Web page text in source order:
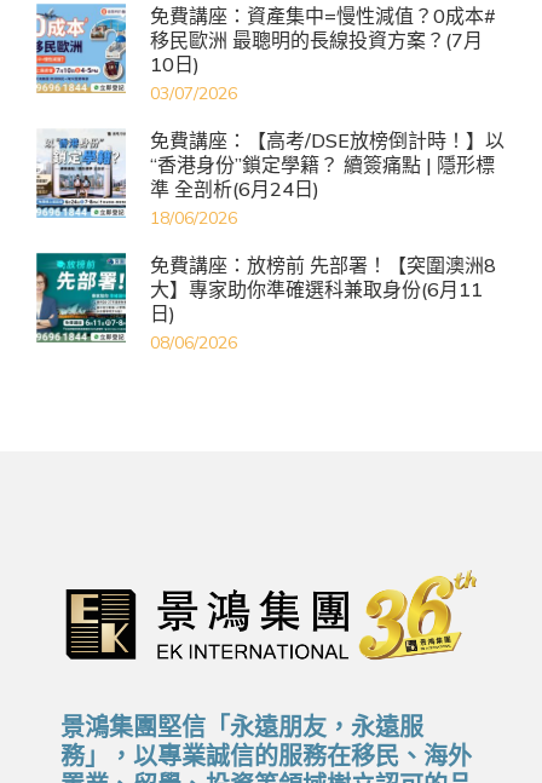
免費講座：資產集中=慢性減值？0成本#
移民歐洲 最聰明的長線投資方案？(7月
10日)
03/07/2026
免費講座：【高考/DSE放榜倒計時！】以
“香港身份”鎖定學籍？ 續簽痛點 | 隱形標
準 全剖析(6月24日)
18/06/2026
免費講座：放榜前 先部署！【突圍澳洲8
大】專家助你準確選科兼取身份(6月11
日)
08/06/2026
景鴻集團堅信「永遠朋友，永遠服
務」，以專業誠信的服務在移民、海外